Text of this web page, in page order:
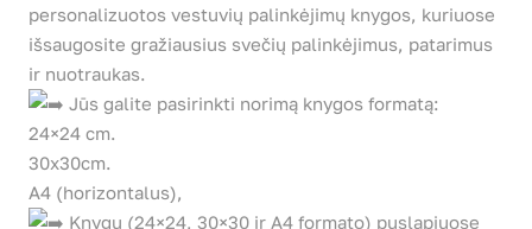
personalizuotos vestuvių palinkėjimų knygos, kuriuose
išsaugosite gražiausius svečių palinkėjimus, patarimus
ir nuotraukas.
Jūs galite pasirinkti norimą knygos formatą:
24×24 cm.
30x30cm.
A4 (horizontalus),
Knygų (24×24, 30×30 ir A4 formato) puslapiuose